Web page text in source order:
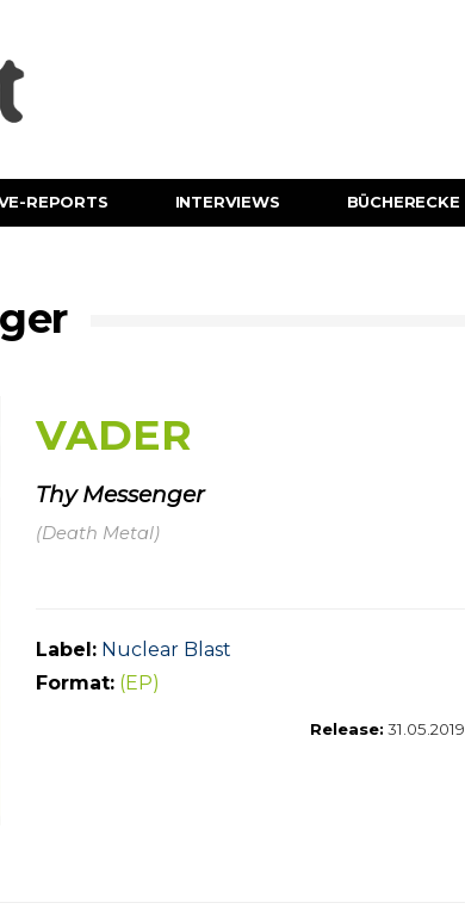
REPORTS INTERVIEWS BÜCHERECKE
VADER
Thy Messenger
(Death Metal)
Label: Nuclear Blast
Format: (EP)
Release: 31.05.2019